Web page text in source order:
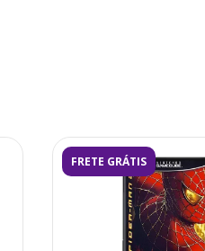
FRETE GRÁTIS